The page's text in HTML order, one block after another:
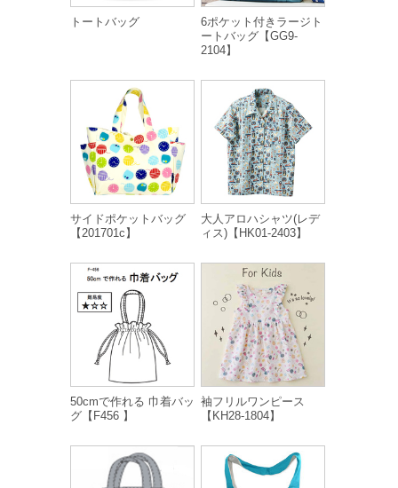
トートバッグ
6ポケット付きラージト
ートバッグ【GG9-
2104】
サイドポケットバッグ
【201701c】
大人アロハシャツ(レデ
ィス)【HK01-2403】
50cmで作れる 巾着バッ
グ【F456 】
袖フリルワンピース
【KH28-1804】